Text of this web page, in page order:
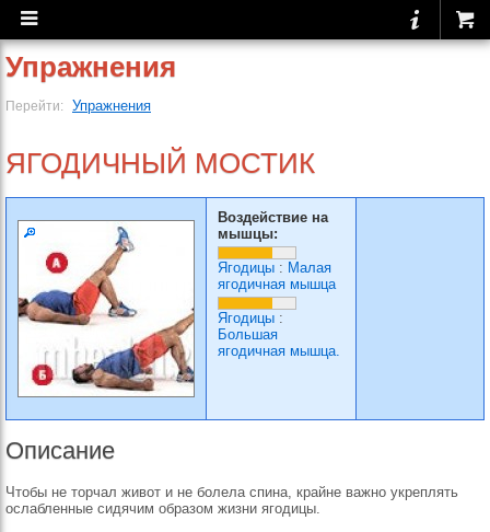
Упражнения
Перейти: Упражнения
ЯГОДИЧНЫЙ МОСТИК
Воздействие на
мышцы:
Ягодицы : Малая
ягодичная мышца
Ягодицы :
Большая
ягодичная мышца.
Описание
Чтобы не торчал живот и не болела спина, крайне важно укреплять
ослабленные сидячим образом жизни ягодицы.